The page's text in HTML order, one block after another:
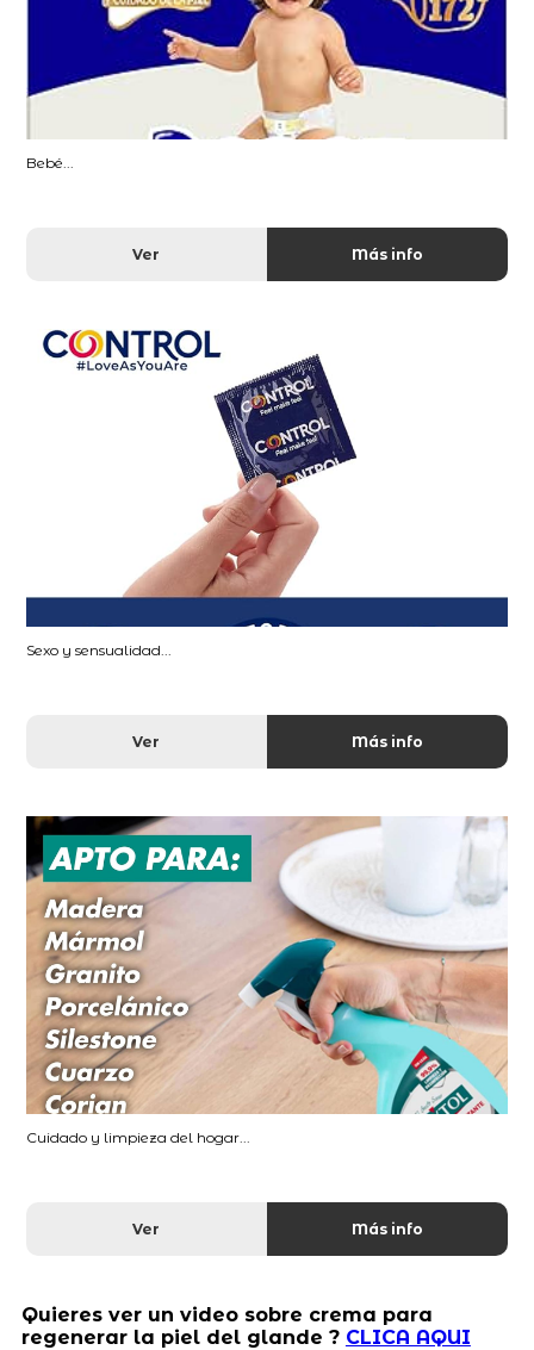
Bebé...
Ver Más info
Sexo y sensualidad...
Ver Más info
Cuidado y limpieza del hogar...
Ver Más info
Quieres ver un video sobre crema para
regenerar la piel del glande ? CLICA AQUI